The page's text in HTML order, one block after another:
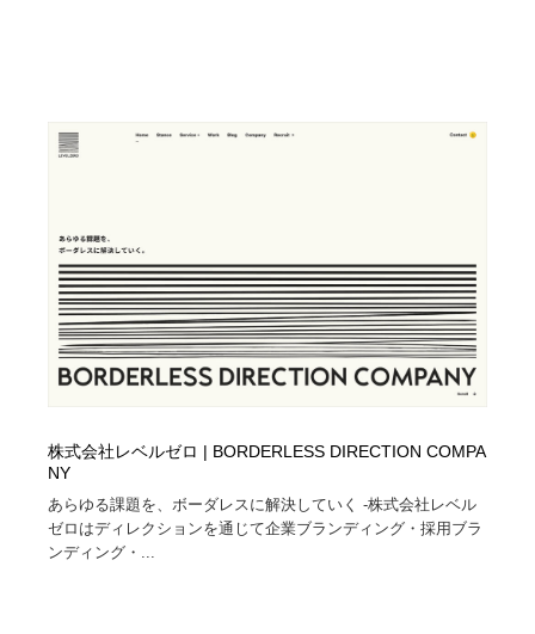
株式会社レベルゼロ | BORDERLESS DIRECTION COMPA
NY
あらゆる課題を、ボーダレスに解決していく -株式会社レベル
ゼロはディレクションを通じて企業ブランディング・採用ブラ
ンディング・...